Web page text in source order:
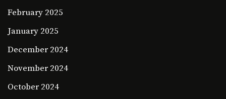
February 2025
January 2025
December 2024
November 2024
October 2024